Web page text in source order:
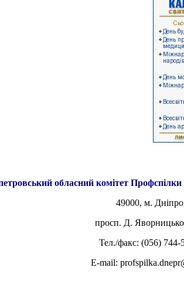
обласний комітет Профспілки
49000, м.
просп. Д.
Тел./факс: (056) 744-
E-mail: